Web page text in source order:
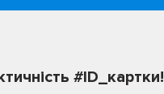
#ID_картки!